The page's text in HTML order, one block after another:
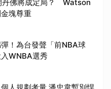
丹佛將成定局？ Watson
塊尊重
！為台發聲「前NBA球
WNBA選秀